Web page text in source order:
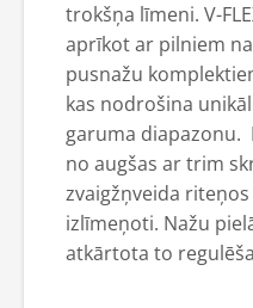
trokšņa līmeni. V-
aprīkot ar pilniem
pusnažu
kas nodrošina
garuma diapazonu.
no augšas ar trim
zvaigžņveida
izlīmeņoti. Nažu
atkārtota to